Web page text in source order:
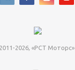
2011-2026, «РСТ Моторс»